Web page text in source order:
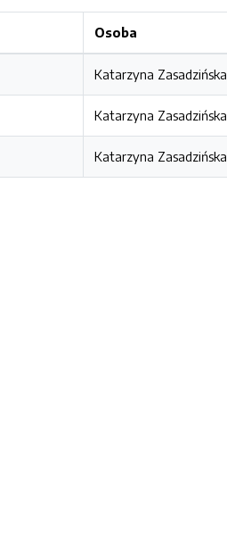
Osoba
Katarzyna Zasadzińska
Katarzyna Zasadzińska
Katarzyna Zasadzińska